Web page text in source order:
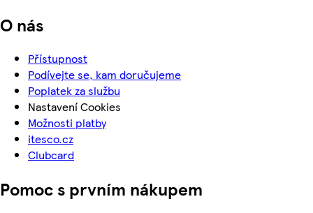
O nás
Přístupnost
Podívejte se, kam doručujeme
Poplatek za službu
Nastavení Cookies
Možnosti platby
itesco.cz
Clubcard
Pomoc s prvním nákupem